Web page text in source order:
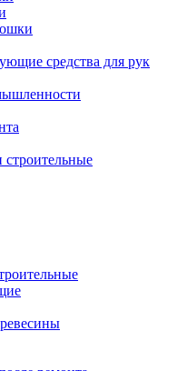
средства для рук
строительные